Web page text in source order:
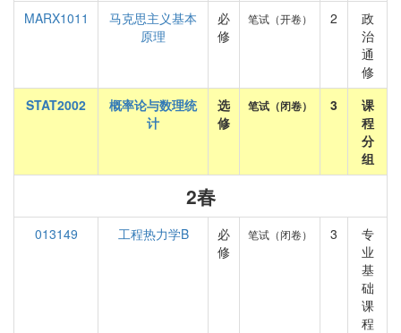
MARX1011
马克思主义基本
原理
必
修
笔试（开卷） 2
政
治
通
修
STAT2002
概率论与数理统
计
选
修
笔试（闭卷） 3
课
程
分
组
2春
013149 工程热力学B
必
修
笔试（闭卷） 3
专
业
基
础
课
程